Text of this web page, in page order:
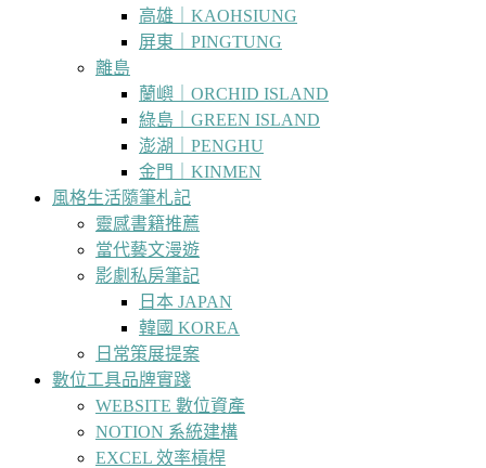
高雄｜KAOHSIUNG
屏東｜PINGTUNG
離島
蘭嶼｜ORCHID ISLAND
綠島｜GREEN ISLAND
澎湖｜PENGHU
金門｜KINMEN
風格生活隨筆札記
靈感書籍推薦
當代藝文漫遊
影劇私房筆記
日本 JAPAN
韓國 KOREA
日常策展提案
數位工具品牌實踐
WEBSITE 數位資產
NOTION 系統建構
EXCEL 效率槓桿